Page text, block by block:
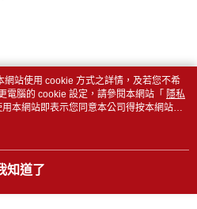
站使用 cookie 方式之詳情，及若您不希
電腦的 cookie 設定，請參閱本網站「 隱私
本網站即表示您同意本公司得按本網站使
知道了